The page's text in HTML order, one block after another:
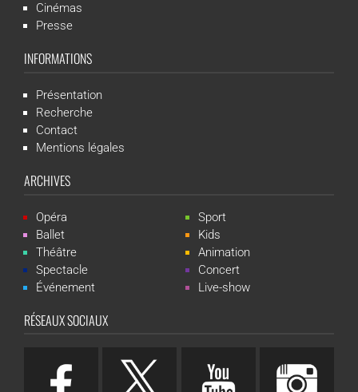
Cinémas
Presse
INFORMATIONS
Présentation
Recherche
Contact
Mentions légales
ARCHIVES
Opéra
Ballet
Théâtre
Spectacle
Événement
Sport
Kids
Animation
Concert
Live-show
RÉSEAUX SOCIAUX